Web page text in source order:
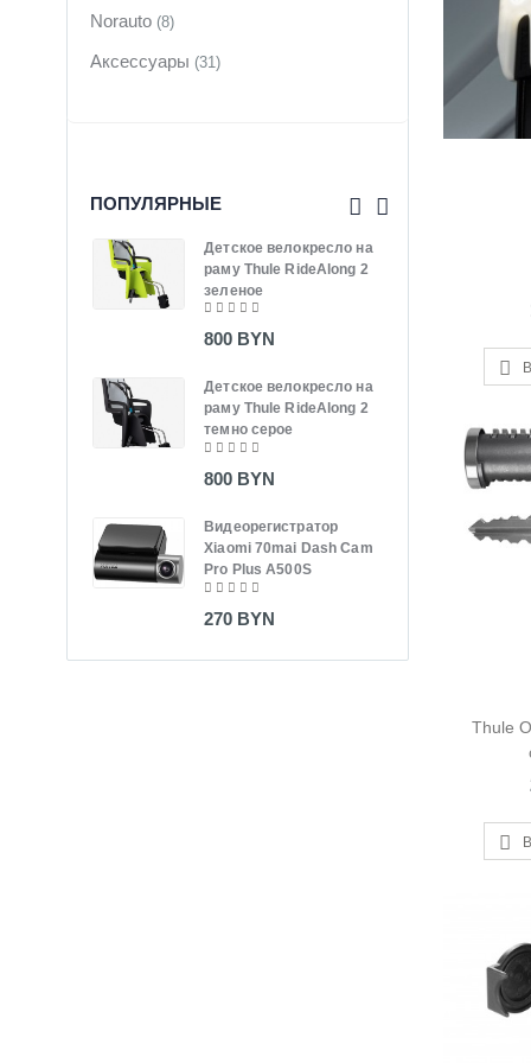
Thule
Norauto (8)
Аксессуары (31)
ПОПУЛЯРНЫЕ
Детское велокресло на
раму Thule RideAlong 2
зеленое
800 BYN
Детское велокресло на
раму Thule RideAlong 2
темно серое
800 BYN
Видеорегистратор
Xiaomi 70mai Dash Cam
Pro Plus A500S
270 BYN
255